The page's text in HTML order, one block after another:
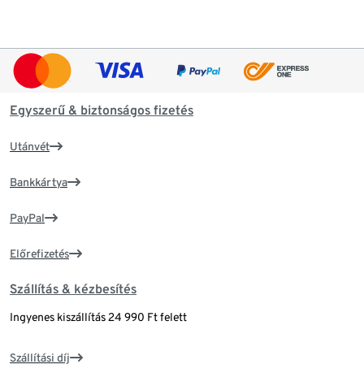
Egyszerű & biztonságos fizetés
Utánvét
Bankkártya
PayPal
Előrefizetés
Szállítás & kézbesítés
Ingyenes kiszállítás 24 990 Ft felett
Szállítási díj